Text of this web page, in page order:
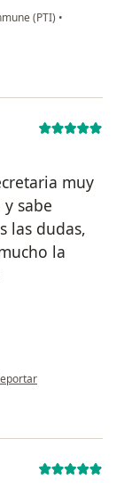
(PTI) •
muy
sabe
las dudas,
la
opinión del usuario